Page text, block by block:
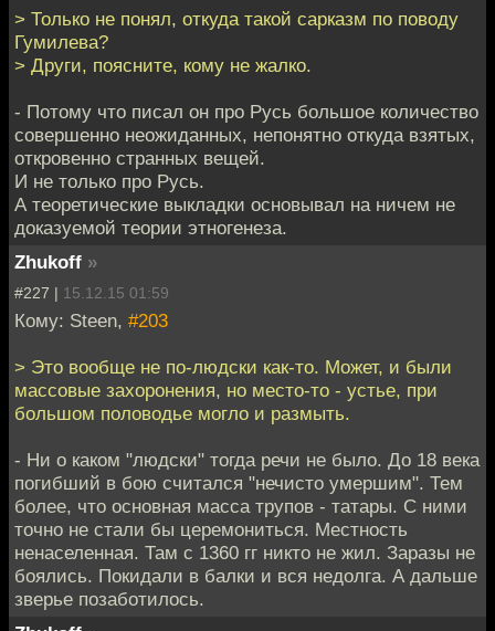
> Только не понял, откуда такой сарказм по поводу
Гумилева?
> Други, поясните, кому не жалко.
- Потому что писал он про Русь большое количество
совершенно неожиданных, непонятно откуда взятых,
откровенно странных вещей.
И не только про Русь.
А теоретические выкладки основывал на ничем не
доказуемой теории этногенеза.
Zhukoff »
#227 | 15.12.15 01:59
Кому: Steen, #203
> Это вообще не по-людски как-то. Может, и были
массовые захоронения, но место-то - устье, при
большом половодье могло и размыть.
- Ни о каком "людски" тогда речи не было. До 18 века
погибший в бою считался "нечисто умершим". Тем
более, что основная масса трупов - татары. С ними
точно не стали бы церемониться. Местность
ненаселенная. Там с 1360 гг никто не жил. Заразы не
боялись. Покидали в балки и вся недолга. А дальше
зверье позаботилось.